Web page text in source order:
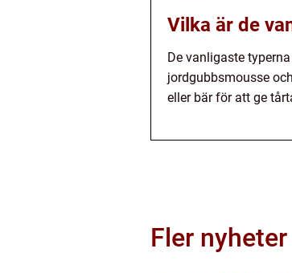
Vilka är de
De vanligaste
jordgubbsmousse
eller bär för att ge
Fler nyheter